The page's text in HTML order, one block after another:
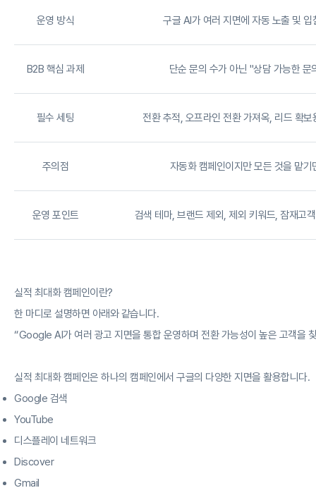
운영 방식 구글 AI가 여러 지면에 자동 노출 및 입
B2B 핵심 과제 단순 문의 수가 아닌 "상담 가능한 문
필수 세팅 전환 추적, 오프라인 전환 가져옥, 리드 확보
주의점 자동화 캠페인이지만 모든 것을 맡기
운영 포인트 검색 테마, 브랜드 제외, 제외 키워드, 잠재고
실적 최대화 캠페인이란?
한 마디로 설명하면 아래와 같습니다.
“Google AI가 여러 광고 지면을 통합 운영하며 전환 가능성이 높은 고객을
실적 최대화 캠페인은 하나의 캠페인에서 구글의 다양한 지면을 활용합니다.
Google 검색
YouTube
디스플레이 네트워크
Discover
Gmail